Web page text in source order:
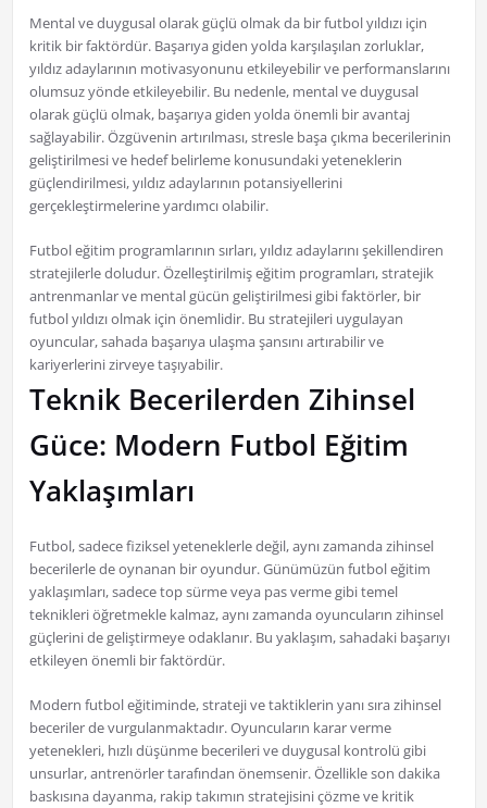
Mental ve duygusal olarak güçlü olmak da bir futbol yıldızı için
kritik bir faktördür. Başarıya giden yolda karşılaşılan zorluklar,
yıldız adaylarının motivasyonunu etkileyebilir ve performanslarını
olumsuz yönde etkileyebilir. Bu nedenle, mental ve duygusal
olarak güçlü olmak, başarıya giden yolda önemli bir avantaj
sağlayabilir. Özgüvenin artırılması, stresle başa çıkma becerilerinin
geliştirilmesi ve hedef belirleme konusundaki yeteneklerin
güçlendirilmesi, yıldız adaylarının potansiyellerini
gerçekleştirmelerine yardımcı olabilir.
Futbol eğitim programlarının sırları, yıldız adaylarını şekillendiren
stratejilerle doludur. Özelleştirilmiş eğitim programları, stratejik
antrenmanlar ve mental gücün geliştirilmesi gibi faktörler, bir
futbol yıldızı olmak için önemlidir. Bu stratejileri uygulayan
oyuncular, sahada başarıya ulaşma şansını artırabilir ve
kariyerlerini zirveye taşıyabilir.
Teknik Becerilerden Zihinsel
Güce: Modern Futbol Eğitim
Yaklaşımları
Futbol, sadece fiziksel yeteneklerle değil, aynı zamanda zihinsel
becerilerle de oynanan bir oyundur. Günümüzün futbol eğitim
yaklaşımları, sadece top sürme veya pas verme gibi temel
teknikleri öğretmekle kalmaz, aynı zamanda oyuncuların zihinsel
güçlerini de geliştirmeye odaklanır. Bu yaklaşım, sahadaki başarıyı
etkileyen önemli bir faktördür.
Modern futbol eğitiminde, strateji ve taktiklerin yanı sıra zihinsel
beceriler de vurgulanmaktadır. Oyuncuların karar verme
yetenekleri, hızlı düşünme becerileri ve duygusal kontrolü gibi
unsurlar, antrenörler tarafından önemsenir. Özellikle son dakika
baskısına dayanma, rakip takımın stratejisini çözme ve kritik